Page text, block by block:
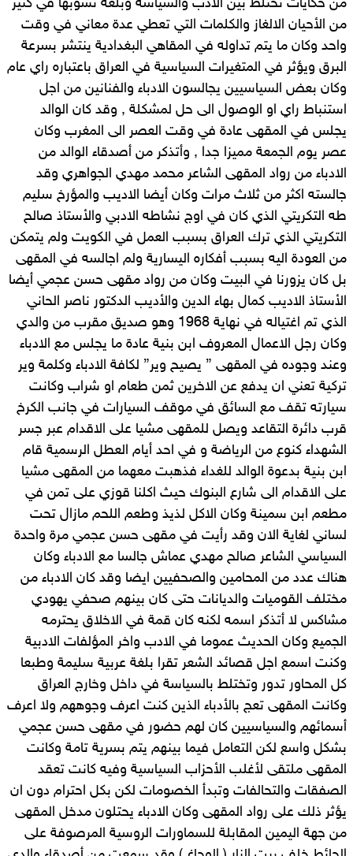
من حكايات تختلط بين الادب والسياسة وبلغة تشوبها في كثير
من الأحيان الالغاز والكلمات التي تعطي عدة معاني في وقت
واحد وكان ما يتم تداوله في المقاهي البغدادية ينتشر بسرعة
البرق ويؤثر في المتغيرات السياسية في العراق باعتباره راي عام
وكان بعض السياسيين يجالسون الادباء والفنانين من اجل
استنباط راي او الوصول الى حل لمشكلة , وقد كان الوالد
يجلس في المقهى عادة في وقت العصر الى المغرب وكان
عصر يوم الجمعة مميزا جدا , وأتذكر من أصدقاء الوالد من
الادباء من رواد المقهى الشاعر محمد مهدي الجواهري وقد
جالسته اكثر من ثلاث مرات وكان أيضا الاديب والمؤرخ سليم
طه التكريتي الذي كان في اوج نشاطه الادبي والأستاذ صالح
التكريتي الذي ترك العراق بسبب العمل في الكويت ولم يتمكن
من العودة اليه بسبب أفكاره اليسارية ولم اجالسه في المقهى
بل كان يزورنا في البيت وكان من رواد مقهى حسن عجمي أيضا
الأستاذ الاديب كمال بهاء الدين والأديب الدكتور ناصر الحاني
الذي تم اغتياله في نهاية 1968 وهو صديق مقرب من والدي
وكان رجل الاعمال المعروف ابن بنية عادة ما يجلس مع الادباء
وعند وجوده في المقهى ” يصيح وير” لكافة الادباء وكلمة وير
تركية تعني ان يدفع عن الاخرين ثمن طعام او شراب وكانت
سيارته تقف مع السائق في موقف السيارات في جانب الكرخ
قرب دائرة التقاعد ويصل للمقهى مشيا على الاقدام عبر جسر
الشهداء كنوع من الرياضة و في احد أيام العطل الرسمية قام
ابن بنية بدعوة الوالد للغداء فذهبت معهما من المقهى مشيا
على الاقدام الى شارع البنوك حيث اكلنا قوزي على تمن في
مطعم ابن سمينة وكان الاكل لذيذ وطعم اللحم مازال تحت
لساني لغاية الان وقد رأيت في مقهى حسن عجمي مرة واحدة
السياسي الشاعر صالح مهدي عماش جالسا مع الادباء وكان
هناك عدد من المحامين والصحفيين ايضا وقد كان الادباء من
مختلف القوميات والديانات حتى كان بينهم صحفي يهودي
مشاكس لا أتذكر اسمه لكنه كان قمة في الاخلاق يحترمه
الجميع وكان الحديث عموما في الادب واخر المؤلفات الادبية
وكنت اسمع اجل قصائد الشعر تقرا بلغة عربية سليمة وطبعا
كل المحاور تدور وتختلط بالسياسة في داخل وخارج العراق
وكانت المقهى تعج بالأدباء الذين كنت اعرف وجوههم ولا اعرف
أسمائهم والسياسيين كان لهم حضور في مقهى حسن عجمي
بشكل واسع لكن التعامل فيما بينهم يتم بسرية تامة وكانت
المقهى ملتقى لأغلب الأحزاب السياسية وفيه كانت تعقد
الصفقات والتحالفات وتبدأ الخصومات لكن بكل احترام دون ان
يؤثر ذلك على رواد المقهى وكان الادباء يحتلون مدخل المقهى
من جهة اليمين المقابلة للسماورات الروسية المرصوفة على